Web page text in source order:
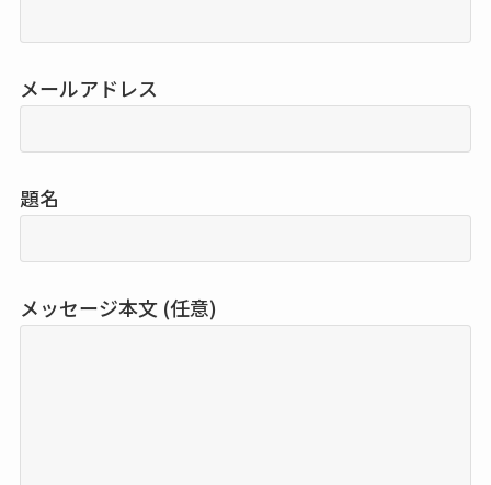
メールアドレス
題名
メッセージ本文 (任意)